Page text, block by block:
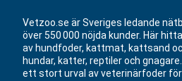
Vetzoo.se är Sveriges ledande
över 550 000 nöjda kunder. Här
av hundfoder, kattmat, kattsand
hundar, katter, reptiler och
ett stort urval av veterinärfoder